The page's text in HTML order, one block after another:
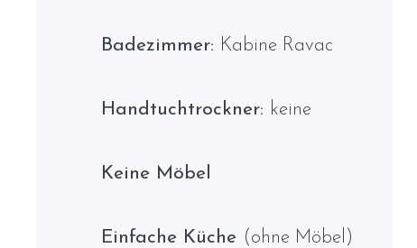
Badezimmer: Kabine Ravac
Handtuchtrockner: keine
Keine Möbel
Einfache Küche (ohne Möbel)